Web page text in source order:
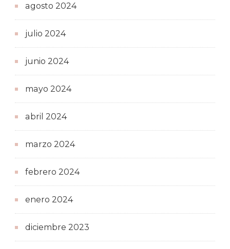
agosto 2024
julio 2024
junio 2024
mayo 2024
abril 2024
marzo 2024
febrero 2024
enero 2024
diciembre 2023